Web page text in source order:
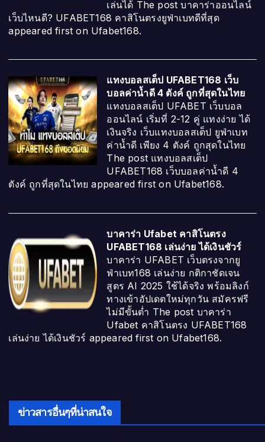
เล่นได้ The post บาคาร่าออนไลน์
เว็บไหนดี? UFABET168 คาสิโนตรงยูฟ่าเบทดีที่สุด
appeared first on Ufabet168.
แทงบอลสเต็ป UFABET168 เว็บ
บอลค่าน้ำดี 4 ตังค์ ถูกที่สุดในไทย
แทงบอลสเต็ป UFABET เว็บบอล
ออนไลน์ เริ่มที่ 2-12 คู่ แทงง่าย ได้
เงินจริง เว็บแทงบอลสเต็ป ยูฟ่าเบท
ค่าน้ำดี เพียง 4 ตังค์ ถูกสุดในไทย
The post แทงบอลสเต็ป
UFABET168 เว็บบอลค่าน้ำดี 4
ตังค์ ถูกที่สุดในไทย appeared first on Ufabet168.
บาคาร่า Ufabet คาสิโนตรง
UFABET168 เล่นง่าย ได้เงินชัวร์
บาคาร่า UFABET เว็บตรงจากยู
ฟ่าเบท168 เล่นง่าย กติกาชัดเจน
สูตร AI 2025 ใช้ได้จริง พร้อมลิงก์
ทางเข้าอัปเดตใหม่ทุกวัน สมัครฟรี
ไม่มีขั้นต่ำ The post บาคาร่า
Ufabet คาสิโนตรง UFABET168
เล่นง่าย ได้เงินชัวร์ appeared first on Ufabet168.
ข่าวสารอื่นๆที่น่าสนใจ